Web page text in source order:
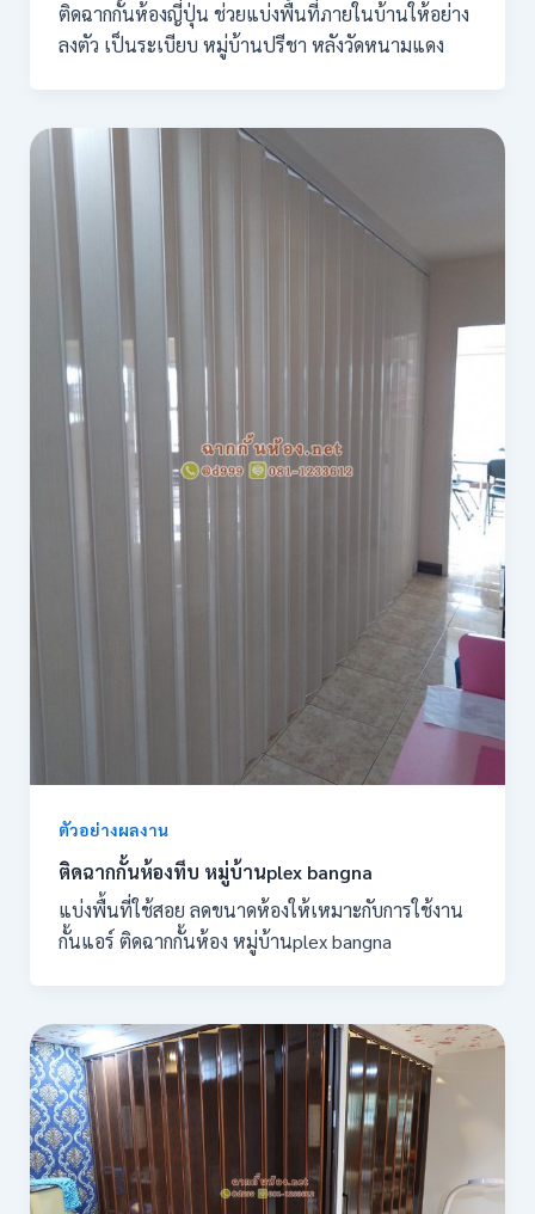
ติดฉากกั้นห้องญี่ปุ่น ช่วยแบ่งพื้นที่ภายในบ้านให้อย่าง
ลงตัว เป็นระเบียบ หมู่บ้านปรีชา หลังวัดหนามแดง
ตัวอย่างผลงาน
ติดฉากกั้นห้องทึบ หมู่บ้านplex bangna
แบ่งพื้นที่ใช้สอย ลดขนาดห้องให้เหมาะกับการใช้งาน
กั้นแอร์ ติดฉากกั้นห้อง หมู่บ้านplex bangna